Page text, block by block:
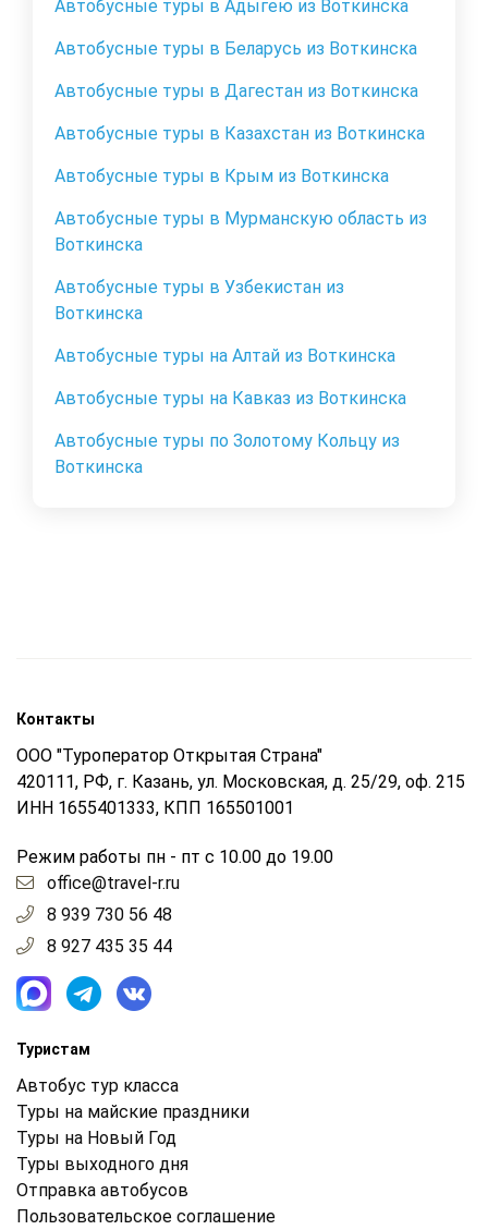
Автобусные туры в Адыгею из Воткинска
Автобусные туры в Беларусь из Воткинска
Автобусные туры в Дагестан из Воткинска
Автобусные туры в Казахстан из Воткинска
Автобусные туры в Крым из Воткинска
Автобусные туры в Мурманскую область из
Воткинска
Автобусные туры в Узбекистан из
Воткинска
Автобусные туры на Алтай из Воткинска
Автобусные туры на Кавказ из Воткинска
Автобусные туры по Золотому Кольцу из
Воткинска
Контакты
ООО "Туроператор Открытая Страна"
420111, РФ, г. Казань, ул. Московская, д. 25/29, оф. 215
ИНН 1655401333, КПП 165501001
Режим работы пн - пт с 10.00 до 19.00
office@travel-r.ru
8 939 730 56 48
8 927 435 35 44
Туристам
Автобус тур класса
Туры на майские праздники
Туры на Новый Год
Туры выходного дня
Отправка автобусов
Пользовательское соглашение